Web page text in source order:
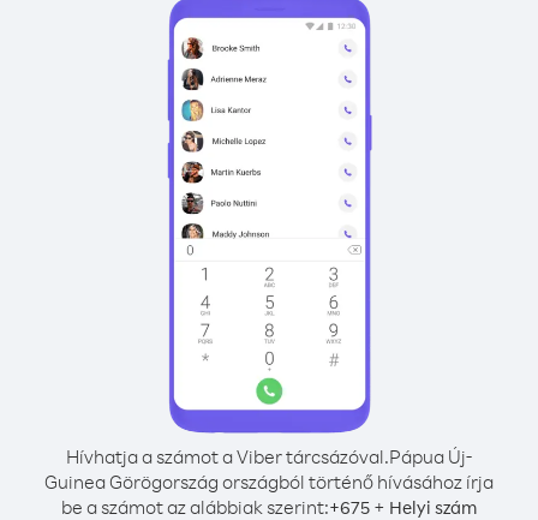
Hívhatja a számot a Viber tárcsázóval.Pápua Új-
Guinea Görögország országból történő hívásához írja
be a számot az alábbiak szerint:+675 + Helyi szám